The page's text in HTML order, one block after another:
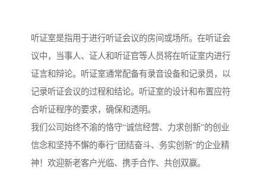
听证室是指用于进行听证会议的房间或场所。在听证会
议中，当事人、证人和听证官等人员将在听证室内进行
证言和辩论。听证室通常配备有录音设备和记录员，以
记录听证会议的过程和结论。听证室的设计和布置应符
合听证程序的要求，确保和透明。
我们公司始终不渝的恪守“诚信经营、力求创新”的创业
信念和坚持不懈的奉行“团结奋斗、务实创新”的企业精
神！欢迎新老客户光临、携手合作、共创双赢。